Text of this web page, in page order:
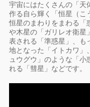
宇宙にはたくさんの「天
作る自ら輝く「恒星（こ
恒星のまわりをまわる「
や木星の「ガリレオ衛星
表される「準惑星」、も
地となった「イトカワ」
ュウグウ」のような「小
れる「彗星」などです。